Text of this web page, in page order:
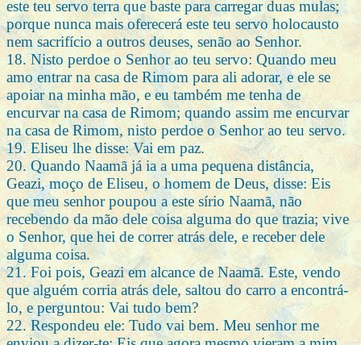
este teu servo terra que baste para carregar duas mulas;
porque nunca mais oferecerá este teu servo holocausto
nem sacrifício a outros deuses, senão ao Senhor.
18. Nisto perdoe o Senhor ao teu servo: Quando meu
amo entrar na casa de Rimom para ali adorar, e ele se
apoiar na minha mão, e eu também me tenha de
encurvar na casa de Rimom; quando assim me encurvar
na casa de Rimom, nisto perdoe o Senhor ao teu servo.
19. Eliseu lhe disse: Vai em paz.
20. Quando Naamã já ia a uma pequena distância,
Geazi, moço de Eliseu, o homem de Deus, disse: Eis
que meu senhor poupou a este sírio Naamã, não
recebendo da mão dele coisa alguma do que trazia; vive
o Senhor, que hei de correr atrás dele, e receber dele
alguma coisa.
21. Foi pois, Geazi em alcance de Naamã. Este, vendo
que alguém corria atrás dele, saltou do carro a encontrá-
lo, e perguntou: Vai tudo bem?
22. Respondeu ele: Tudo vai bem. Meu senhor me